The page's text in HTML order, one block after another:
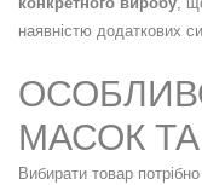
наявністю додаткових
МАСОК ТА
Вибирати товар